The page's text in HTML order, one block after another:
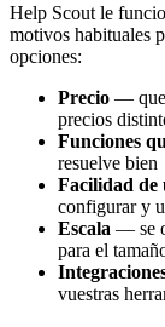
Help Scout le
motivos habituales
opciones:
Precio —
precios
Funciones
resuelve bien
Facilidad de
configurar y
Escala — se
para el
vuestras